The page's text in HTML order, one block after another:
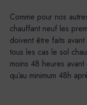
Comme pour nos
chauffant neuf les
doivent être faits avant
tous les cas le sol
moins 48 heures
qu’au minimum 48h